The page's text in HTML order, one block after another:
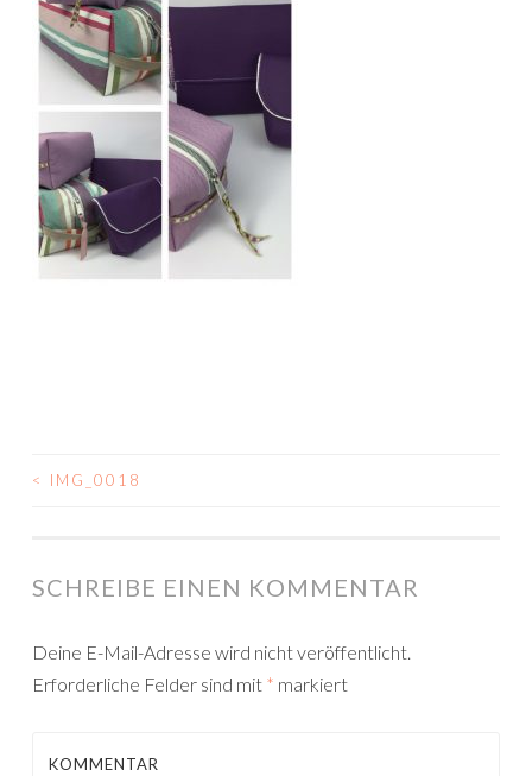
BEITRAGSNAVIGATION
< IMG_0018
SCHREIBE EINEN KOMMENTAR
Deine E-Mail-Adresse wird nicht veröffentlicht.
Erforderliche Felder sind mit * markiert
KOMMENTAR